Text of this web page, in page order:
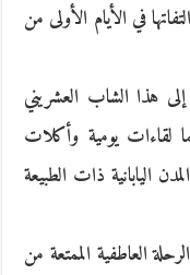
في الأيام الأولى من
إلى هذا الشاب العشريني
لقاءات يومية وأكلات
اليابانية ذات الطبيعة
العاطفية الممتعة من